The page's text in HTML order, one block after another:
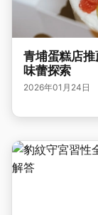
青埔蛋糕店
味蕾探索
2026年01月24日